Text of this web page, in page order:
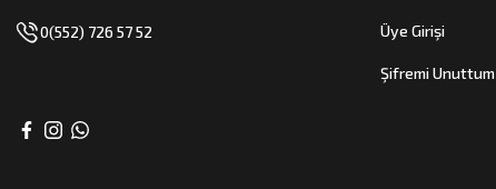
0(552) 726 57 52 Üye Girişi
Şifremi Unuttum